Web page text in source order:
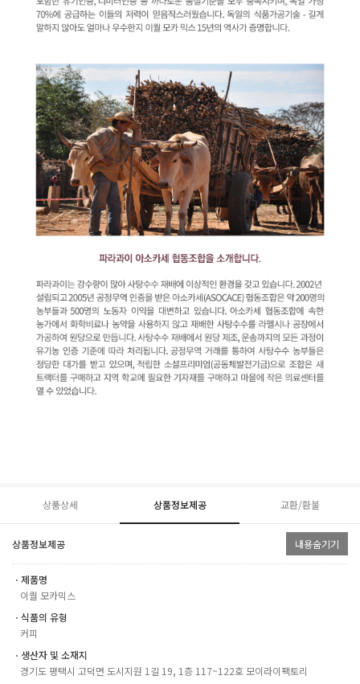
상품상세 상품정보제공 교환/환불
상품정보제공 내용숨기기
ㆍ제품명
이퀄 모카믹스
ㆍ식품의 유형
커피
ㆍ생산자 및 소재지
경기도 평택시 고덕면 도시지원 1길 19, 1층 117~122호 모이라이팩토리